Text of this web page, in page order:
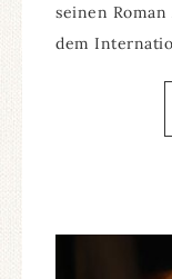
seinen
dem